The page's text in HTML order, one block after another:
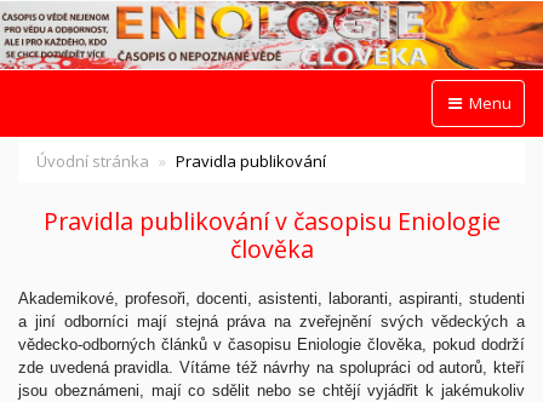
Menu
Úvodní stránka Pravidla publikování
Pravidla publikování v časopisu Eniologie
člověka
Akademikové, profesoři, docenti, asistenti, laboranti, aspiranti, studenti
a jiní odborníci mají stejná práva na zveřejnění svých vědeckých a
vědecko-odborných článků v časopisu Eniologie člověka, pokud dodrží
zde uvedená pravidla. Vítáme též návrhy na spolupráci od autorů, kteří
jsou obeznámeni, mají co sdělit nebo se chtějí vyjádřit k jakémukoliv